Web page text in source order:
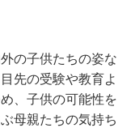
の子供たちの姿な
先の受験や教育よ
、子供の可能性を
母親たちの気持ち